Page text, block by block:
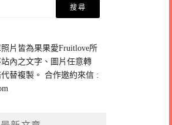
片皆為果果愛Fruitlove所
內之文字、圖片任意轉
替複製。 合作邀約來信 :